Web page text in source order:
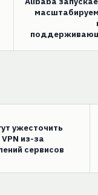
ужесточить
из-за
сервисов